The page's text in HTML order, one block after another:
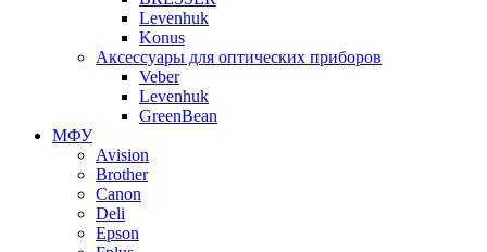
Levenhuk
Konus
Аксессуары для оптических приборов
Veber
Levenhuk
GreenBean
МФУ
Avision
Brother
Canon
Deli
Epson